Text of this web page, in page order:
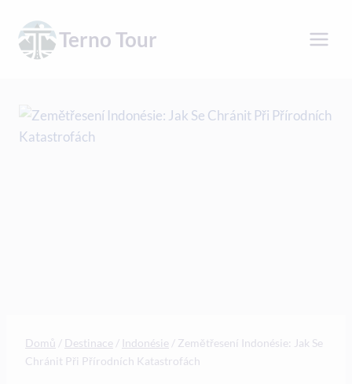
obsah
Terno Tour
Domů / Destinace / Indonésie / Zemětřesení Indonésie: Jak Se
Chránit Při Přírodních Katastrofách